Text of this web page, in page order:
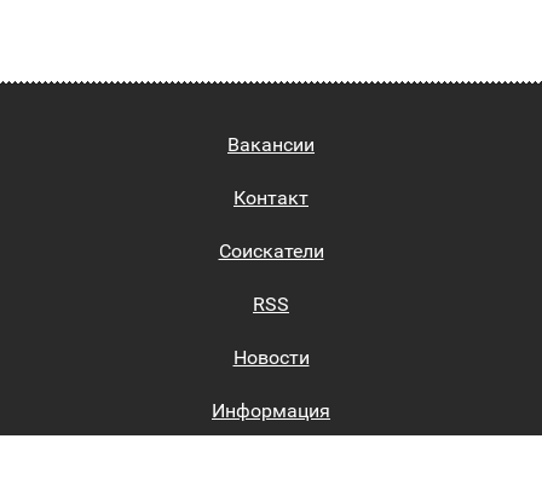
Вакансии
Контакт
Соискатели
RSS
Новости
Информация